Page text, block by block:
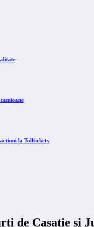
la Tolltickets
de Casatie si